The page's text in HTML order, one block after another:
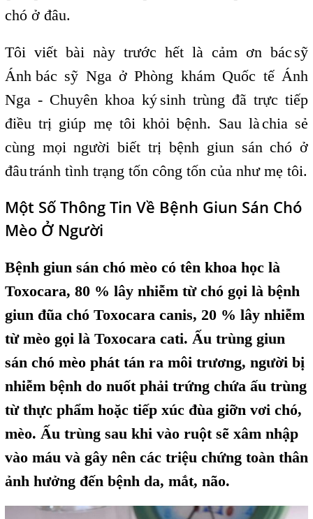
chó ở đâu.
Tôi viết bài này trước hết là cảm ơn bác sỹ
Ánh, bác sỹ Nga ở Phòng khám Quốc tế Ánh
Nga - Chuyên khoa ký sinh trùng đã trực tiếp
điều trị giúp mẹ tôi khỏi bệnh. Sau là,chia sẻ
cùng mọi người biết trị bệnh giun sán chó ở
đâu,tránh tình trạng tốn công tốn của như mẹ tôi.
Một Số Thông Tin Về Bệnh Giun Sán Chó
Mèo Ở Người
Bệnh giun sán chó mèo có tên khoa học là
Toxocara, 80 % lây nhiễm từ chó gọi là bệnh
giun đũa chó Toxocara canis, 20 % lây nhiễm
từ mèo gọi là Toxocara cati. Ấu trùng giun
sán chó mèo phát tán ra môi trương, người bị
nhiễm bệnh do nuốt phải trứng chứa ấu trùng
từ thực phẩm hoặc tiếp xúc đùa giỡn vơi chó,
mèo. Ấu trùng sau khi vào ruột sẽ xâm nhập
vào máu và gây nên các triệu chứng toàn thân
ảnh hưởng đến bệnh da, mắt, não.